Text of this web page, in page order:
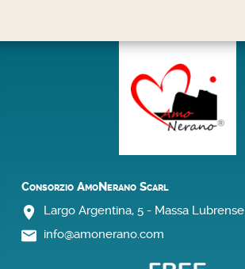
Consorzio AmoNerano Scarl
Largo Argentina, 5 - Massa Lubrense
info@amonerano.com